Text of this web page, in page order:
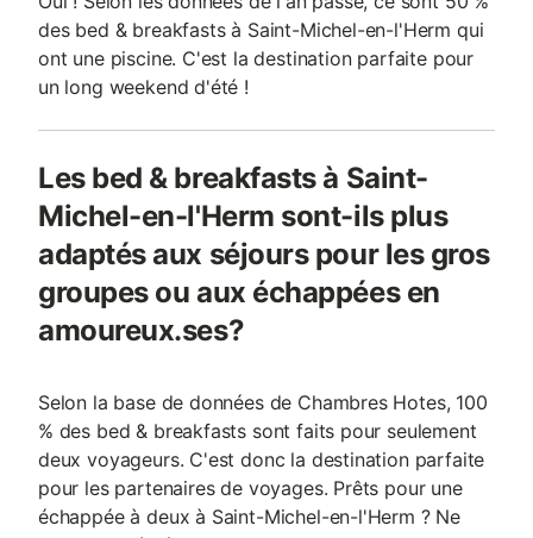
des bed & breakfasts à Saint-Michel-en-l'Herm qui
ont une piscine. C'est la destination parfaite pour
un long weekend d'été !
Les bed & breakfasts à Saint-
Michel-en-l'Herm sont-ils plus
adaptés aux séjours pour les gros
groupes ou aux échappées en
amoureux.ses?
Selon la base de données de Chambres Hotes, 100
% des bed & breakfasts sont faits pour seulement
deux voyageurs. C'est donc la destination parfaite
pour les partenaires de voyages. Prêts pour une
échappée à deux à Saint-Michel-en-l'Herm ? Ne